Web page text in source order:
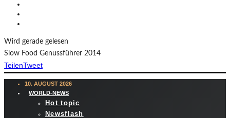
Wird gerade gelesen
Slow Food Genussführer 2014
TeilenTweet
10. AUGUST 2026
WORLD-NEWS
Hot topic
Newsflash